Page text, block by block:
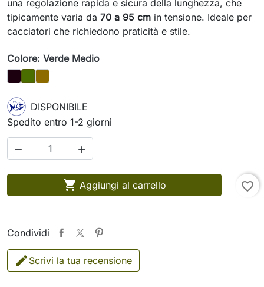
una regolazione rapida e sicura della lunghezza, che
tipicamente varia da 70 a 95 cm in tensione. Ideale per
cacciatori che richiedono praticità e stile.
Colore: Verde Medio
NeroVerde Medio
Marrone
DISPONIBILE
Spedito entro 1-2 giorni
 
 Aggiungi al carrello favorite_border
Condividi
Scrivi la tua recensione